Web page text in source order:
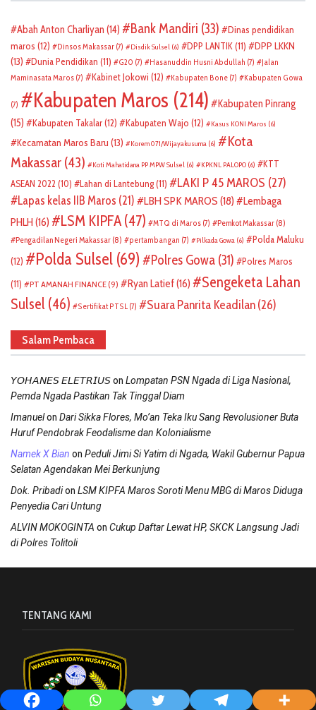
Abah Anton Charliyan (14) Bank Mandiri (33)
Dinas pendidikan
maros (12) Dinsos Makassar (7) Disdik Sulsel (6) DPP LANTIK(11)
DPP LKKN
(13)
Dunia Pendidikan (11) G20 (7) Hasanuddin Husni Abdullah (7)
Jalan
Maminasata Maros (7) Kabinet Jokowi (12) Kabupaten Bone (7) Kabupaten Gowa
(7) Kabupaten Maros (214)
Kabupaten Pinrang
(15)
Kabupaten Takalar(12) Kabupaten Wajo (12) Kasus KONI Maros (6)
Kecamatan Maros Baru (13) Korem 071/Wijayakusuma (6)
Kota
Makassar (43) Koti Mahatidana PP MPW Sulsel (6) KPKNL PALOPO (6)
KTT
ASEAN 2022 (10) Lahan di Lantebung(11) LAKI P 45 MAROS (27)
Lapas kelas IIB Maros (21) LBH SPK MAROS (18)
Lembaga
PHLH (16) LSM KIPFA (47) MTQ di Maros (7) Pemkot Makassar (8)
Pengadilan Negeri Makassar (8) pertambangan (7) Pilkada Gowa (6)
Polda Maluku
(12)
Polda Sulsel (69) Polres Gowa (31)
Polres Maros
(11)
PT AMANAH FINANCE(9) Ryan Latief(16)
Sengeketa Lahan
Sulsel (46) Sertifikat PTSL (7) Suara Panrita Keadilan(26)
Salam Pembaca
𝘠𝘖𝘏𝘈𝘕𝘌𝘚 𝘌𝘓𝘌𝘛𝘙𝘐𝘜𝘚on Lompatan PSN Ngada di Liga Nasional,
Pemda Ngada Pastikan Tak Tinggal Diam
Imanuelon Dari Sikka Flores, Mo’an Teka Iku Sang Revolusioner Buta
Huruf Pendobrak Feodalisme dan Kolonialisme
Namek X Bian on Peduli Jimi Si Yatim di Ngada, Wakil Gubernur Papua
Selatan Agendakan Mei Berkunjung
Dok. Pribadion LSM KIPFA Maros Soroti Menu MBG di Maros Diduga
Penyedia Cari Untung
ALVIN MOKOGINTA on Cukup Daftar Lewat HP, SKCK Langsung Jadi
di Polres Tolitoli
TENTANG KAMI